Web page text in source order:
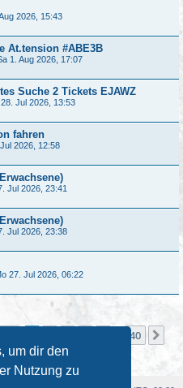
um dir den
Nutzung zu
2026, 15:43
At.tension #ABE3B
1. Aug 2026, 17:07
Suche 2 Tickets EJAWZ
28. Jul 2026, 13:53
fahren
2026, 12:58
Jul 2026, 23:41
Jul 2026, 23:38
27. Jul 2026, 06:22
40